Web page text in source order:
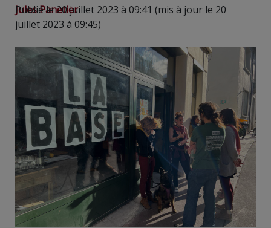
Jules Panetier
Publié le 20 juillet 2023 à 09:41 (mis à jour le 20
juillet 2023 à 09:45)